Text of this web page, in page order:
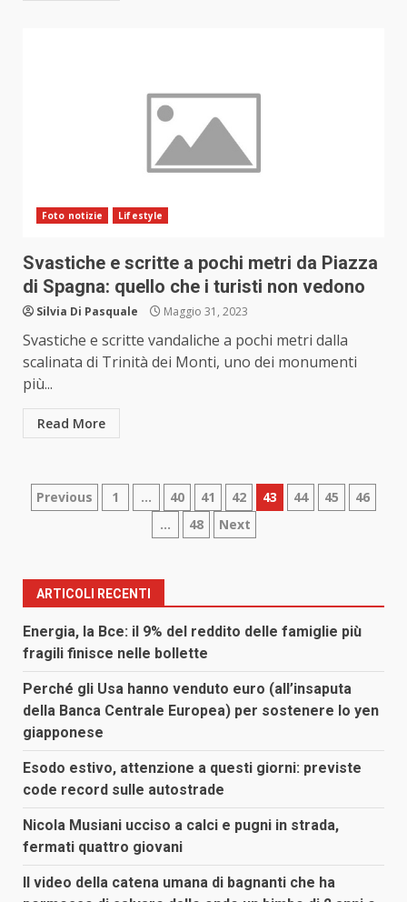
Foto notizie Lifestyle
Svastiche e scritte a pochi metri da Piazza
di Spagna: quello che i turisti non vedono
Silvia Di Pasquale Maggio 31, 2023
Svastiche e scritte vandaliche a pochi metri dalla
scalinata di Trinità dei Monti, uno dei monumenti
più...
Read More
Paginazione
articoli
Previous 1 … 40 41 42 43 44 45
46
…
48 Next
ARTICOLI RECENTI
Energia, la Bce: il 9% del reddito delle famiglie più
fragili finisce nelle bollette
Perché gli Usa hanno venduto euro (all’insaputa
della Banca Centrale Europea) per sostenere lo yen
giapponese
Esodo estivo, attenzione a questi giorni: previste
code record sulle autostrade
Nicola Musiani ucciso a calci e pugni in strada,
fermati quattro giovani
Il video della catena umana di bagnanti che ha